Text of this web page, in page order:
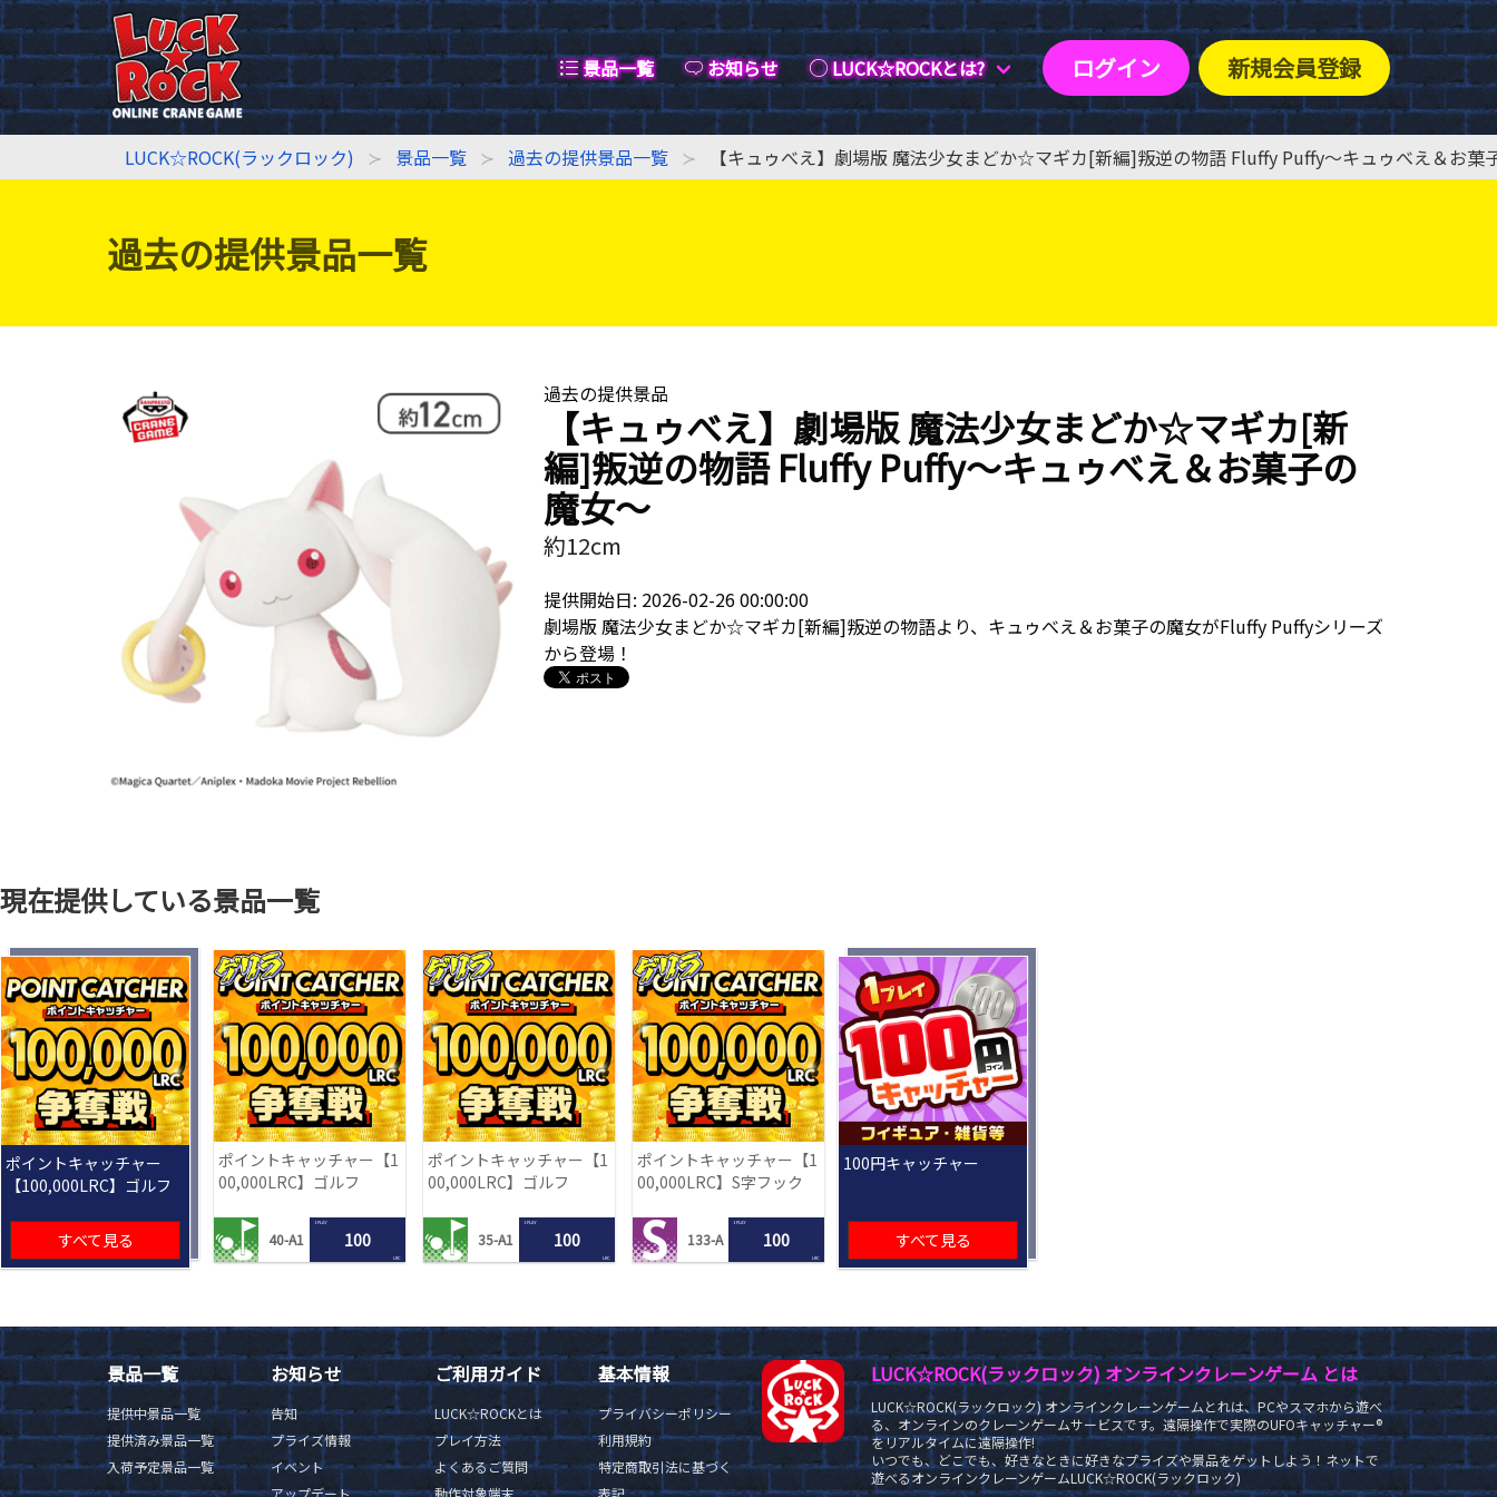
景品一覧 お知らせ LUCK☆ROCKとは? ログイン 新規会員登録
LUCK☆ROCK(ラックロック) 景品一覧 過去の提供景品一覧 【キュゥべえ】劇場版 魔法少女まどか☆マギカ[新編]叛逆の物語 Fluffy Puffy〜キュゥべえ＆お菓
過去の提供景品一覧
過去の提供景品
【キュゥべえ】劇場版 魔法少女まどか☆マギカ[新
編]叛逆の物語 Fluffy Puffy〜キュゥべえ＆お菓子の
魔女〜
約12cm
提供開始日: 2026-02-26 00:00:00
劇場版 魔法少女まどか☆マギカ[新編]叛逆の物語より、キュゥべえ＆お菓子の魔女がFluffy Puffyシリーズ
から登場！
現在提供している景品一覧
ポイントキャッチャー
【100,000LRC】ゴルフ
すべて見る
ポイントキャッチャー【1
00,000LRC】ゴルフ
40-A1
1 PLAY
100
LRC
ポイントキャッチャー【1
00,000LRC】ゴルフ
35-A1
1 PLAY
100
LRC
ポイントキャッチャー【1
00,000LRC】S字フック
133-A
1 PLAY
100
LRC
100円キャッチャー
すべて見る
景品一覧
提供中景品一覧
提供済み景品一覧
入荷予定景品一覧
お知らせ
告知
プライズ情報
イベント
アップデート
ご利用ガイド
LUCK☆ROCKとは
プレイ方法
よくあるご質問
動作対象端末
基本情報
プライバシーポリシー
利用規約
特定商取引法に基づく
表記
LUCK☆ROCK(ラックロック) オンラインクレーンゲーム とは
LUCK☆ROCK(ラックロック) オンラインクレーンゲームとれは、PCやスマホから遊べ
る、オンラインのクレーンゲームサービスです。遠隔操作で実際のUFOキャッチャー®
をリアルタイムに遠隔操作!
いつでも、どこでも、好きなときに好きなプライズや景品をゲットしよう！ネットで
遊べるオンラインクレーンゲームLUCK☆ROCK(ラックロック)